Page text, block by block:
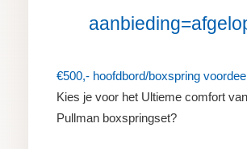
€500,- hoofdbord/boxspring voordeel
Kies je voor het Ultieme comfort
Pullman boxspringset?